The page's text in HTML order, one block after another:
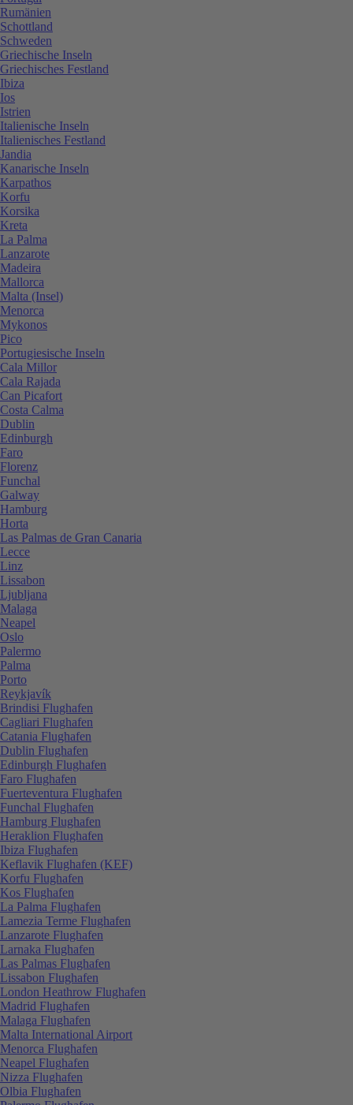
Rumänien
Schottland
Schweden
Griechische Inseln
Griechisches Festland
Ibiza
Ios
Istrien
Italienische Inseln
Italienisches Festland
Jandia
Kanarische Inseln
Karpathos
Korfu
Korsika
Kreta
La Palma
Lanzarote
Madeira
Mallorca
Malta (Insel)
Menorca
Mykonos
Pico
Portugiesische Inseln
Cala Millor
Cala Rajada
Can Picafort
Costa Calma
Dublin
Edinburgh
Faro
Florenz
Funchal
Galway
Hamburg
Horta
Las Palmas de Gran Canaria
Lecce
Linz
Lissabon
Ljubljana
Malaga
Neapel
Oslo
Palermo
Palma
Porto
Reykjavík
Brindisi Flughafen
Cagliari Flughafen
Catania Flughafen
Dublin Flughafen
Edinburgh Flughafen
Faro Flughafen
Fuerteventura Flughafen
Funchal Flughafen
Hamburg Flughafen
Heraklion Flughafen
Ibiza Flughafen
Keflavik Flughafen (KEF)
Korfu Flughafen
Kos Flughafen
La Palma Flughafen
Lamezia Terme Flughafen
Lanzarote Flughafen
Larnaka Flughafen
Las Palmas Flughafen
Lissabon Flughafen
London Heathrow Flughafen
Madrid Flughafen
Malaga Flughafen
Malta International Airport
Menorca Flughafen
Neapel Flughafen
Nizza Flughafen
Olbia Flughafen